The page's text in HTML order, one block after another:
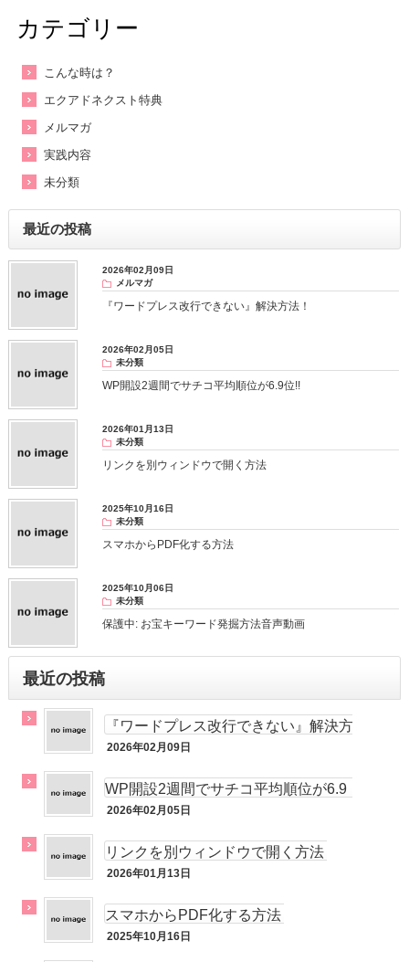
カテゴリー
こんな時は？
エクアドネクスト特典
メルマガ
実践内容
未分類
最近の投稿
2026年02月09日
メルマガ
『ワードプレス改行できない』解決方法！
2026年02月05日
未分類
WP開設2週間でサチコ平均順位が6.9位!!
2026年01月13日
未分類
リンクを別ウィンドウで開く方法
2025年10月16日
未分類
スマホからPDF化する方法
2025年10月06日
未分類
保護中: お宝キーワード発掘方法音声動画
最近の投稿
『ワードプレス改行できない』解決方
法！
2026年02月09日
WP開設2週間でサチコ平均順位が6.9
位!!
2026年02月05日
リンクを別ウィンドウで開く方法
2026年01月13日
スマホからPDF化する方法
2025年10月16日